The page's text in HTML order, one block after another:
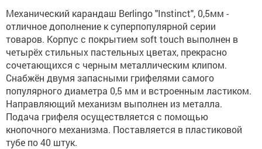
Механический карандаш Berlingo "Instinct", 0,5мм -
отличное дополнение к суперпопулярной серии
товаров. Корпус с покрытием soft touch выполнен в
четырёх стильных пастельных цветах, прекрасно
сочетающихся с черным металлическим клипом.
Снабжён двумя запасными грифелями самого
популярного диаметра 0,5 мм и встроенным ластиком.
Направляющий механизм выполнен из металла.
Подача грифеля осуществляется с помощью
кнопочного механизма. Поставляется в пластиковой
тубе по 40 штук.